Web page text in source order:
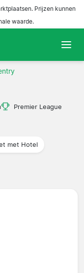
Prijzen kunnen
waarde.
Premier League
met Hotel